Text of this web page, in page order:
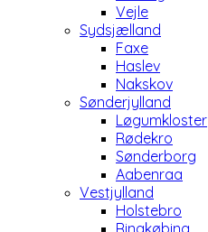
Vejle
Sydsjælland
Faxe
Haslev
Nakskov
Sønderjylland
Løgumkloster
Rødekro
Sønderborg
Aabenraa
Vestjylland
Holstebro
Ringkøbing